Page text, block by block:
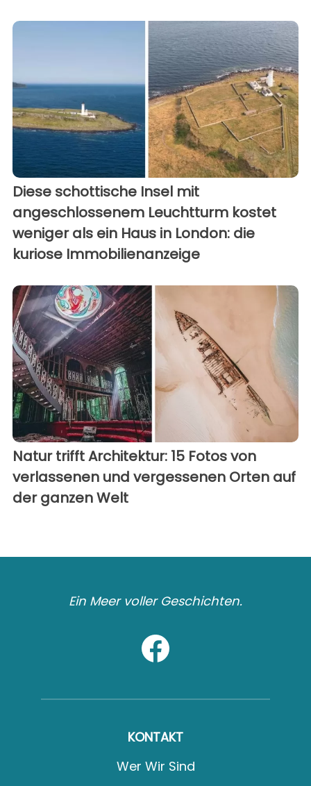
Diese schottische Insel mit
angeschlossenem Leuchtturm kostet
weniger als ein Haus in London: die
kuriose Immobilienanzeige
Natur trifft Architektur: 15 Fotos von
verlassenen und vergessenen Orten auf
der ganzen Welt
Ein Meer voller Geschichten.
KONTAKT
Wer Wir Sind